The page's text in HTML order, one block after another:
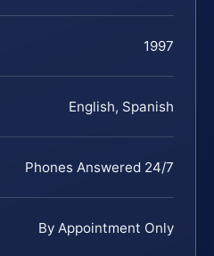
1997
English, Spanish
Phones Answered 24/7
By Appointment Only